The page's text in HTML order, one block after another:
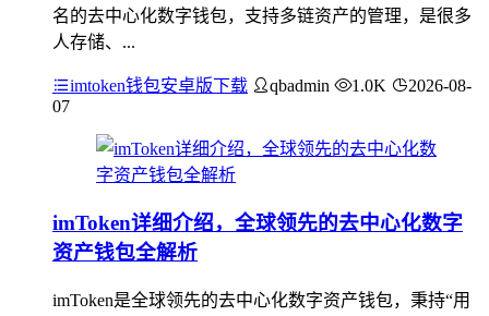
名的去中心化数字钱包，支持多链资产的管理，是很多
人存储、...
imtoken钱包安卓版下载 qbadmin 1.0K
2026-08-
07
imToken详细介绍，全球领先的去中心化数字
资产钱包全解析
imToken是全球领先的去中心化数字资产钱包，秉持“用